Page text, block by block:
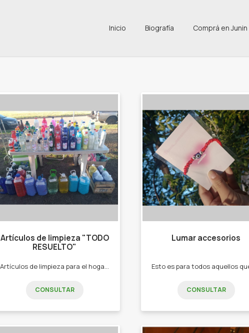
Inicio Biografía Comprá en Junin
Artículos de limpieza "TODO
RESUELTO"
Artículos de limpieza para el hogar , la Empresa De buena calidad con precios accesibles. -Jabón para la ropa espeso y baja espuma. -Suavizante para la ropa -Detergente . Shampoo y acondicionador cabello. -Perfuminas concentradas. -Papel higiénico.
CONSULTAR
Lumar accesorios
CONSULTAR